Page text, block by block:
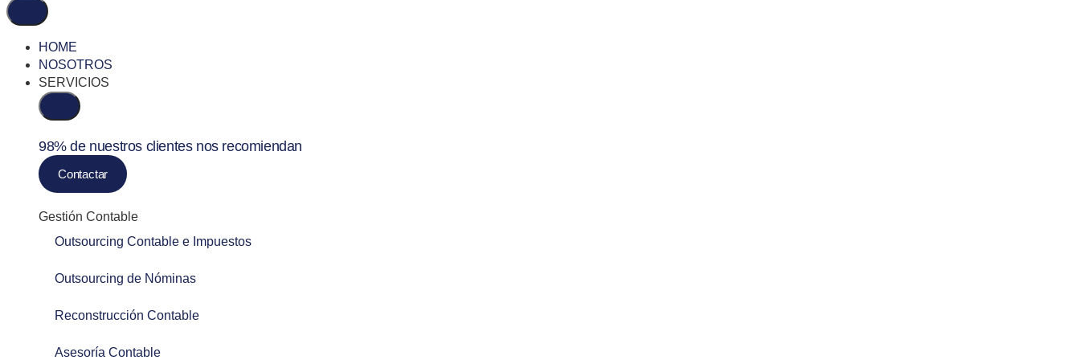
HOME
NOSOTROS
SERVICIOS
98% de nuestros clientes nos recomiendan
Contactar
Gestión Contable
Outsourcing Contable e Impuestos
Outsourcing de Nóminas
Reconstrucción Contable
Asesoría Contable